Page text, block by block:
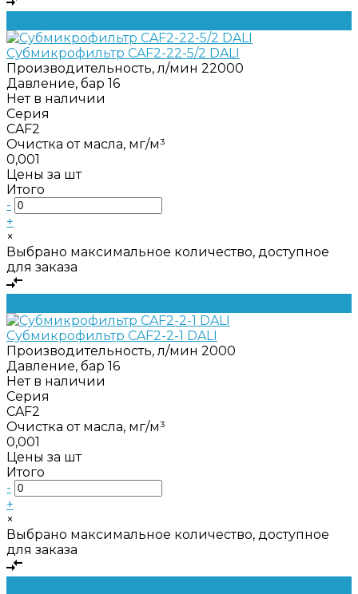
Субмикрофильтр CAF2-22-5/2 DALI
Производительность, л/мин 22000
Давление, бар 16
Нет в наличии
Серия
CAF2
Очистка от масла, мг/м³
0,001
Цены за шт
Итого
-
+
×
Выбрано максимальное количество, доступное
для заказа
Субмикрофильтр CAF2-2-1 DALI
Производительность, л/мин 2000
Давление, бар 16
Нет в наличии
Серия
CAF2
Очистка от масла, мг/м³
0,001
Цены за шт
Итого
-
+
×
Выбрано максимальное количество, доступное
для заказа